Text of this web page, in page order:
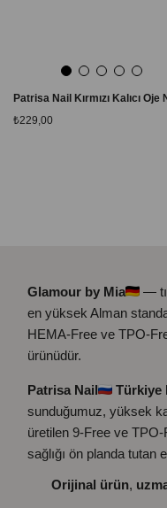
₺229,00
Glamour by Mia
—
en yüksek Alman
HEMA-Free ve TPO-
ürünüdür.
Patrisa Nail Türkiye
sunduğumuz, yüksek
üretilen 9-Free ve TPO-
sağlığı ön planda
Orijinal ürün,